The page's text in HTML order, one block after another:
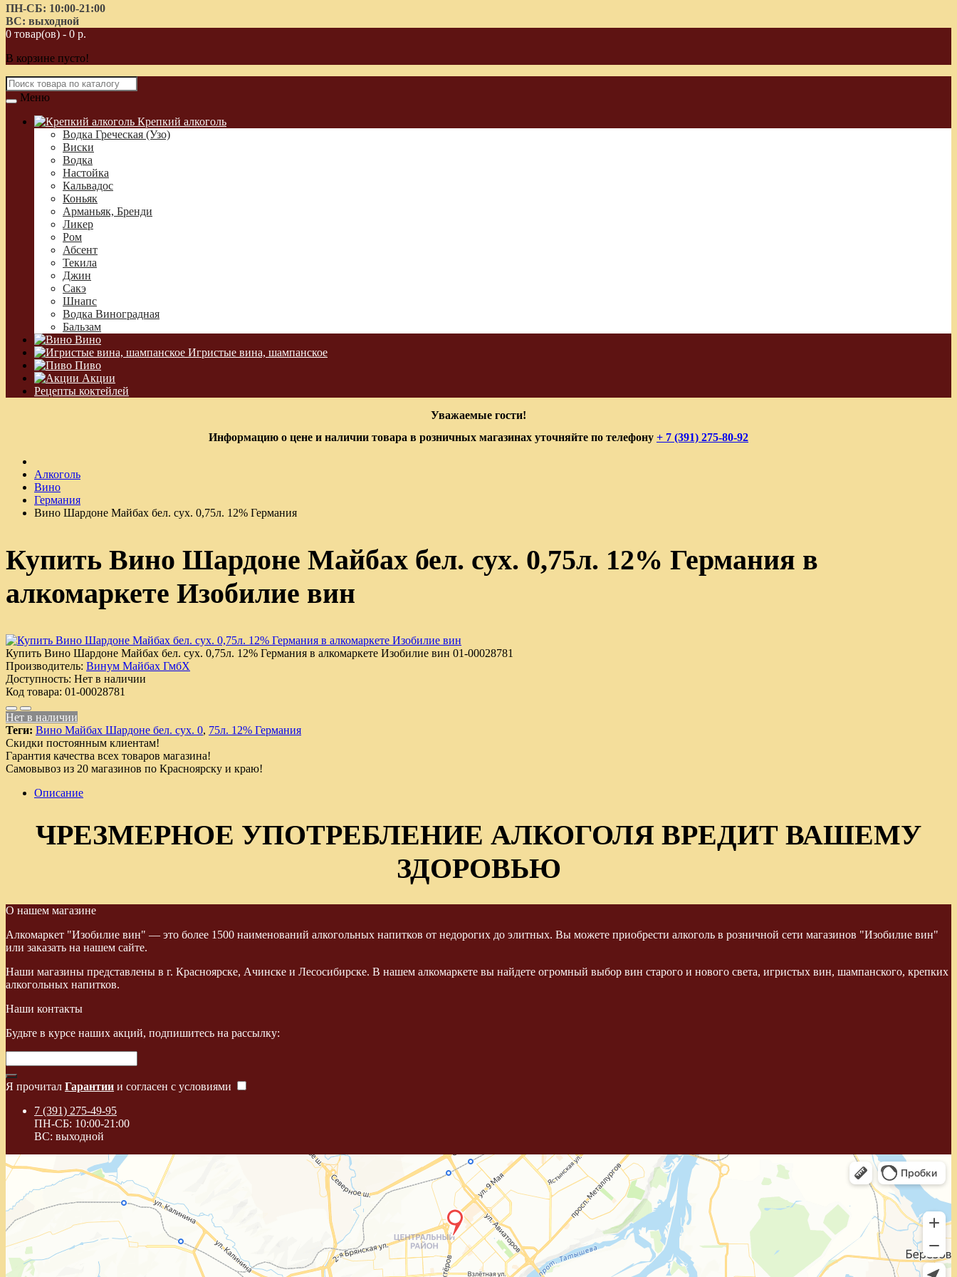
ПН-СБ: 10:00-21:00
ВС: выходной
0 товар(ов) - 0 р.
В корзине пусто!
Меню
Крепкий алкоголь
Водка Греческая (Узо)
Виски
Водка
Настойка
Кальвадос
Коньяк
Арманьяк, Бренди
Ликер
Ром
Абсент
Текила
Джин
Сакэ
Шнапс
Водка Виноградная
Бальзам
Вино
Игристые вина, шампанское
Пиво
Акции
Рецепты коктейлей
Уважаемые гости!
Информацию о цене и наличии товара в розничных магазинах уточняйте по телефону + 7 (391) 275-80-92
Алкоголь
Вино
Германия
Вино Шардоне Майбах бел. сух. 0,75л. 12% Германия
Купить Вино Шардоне Майбах бел. сух. 0,75л. 12% Германия в
алкомаркете Изобилие вин
Купить Вино Шардоне Майбах бел. сух. 0,75л. 12% Германия в алкомаркете Изобилие вин 01-00028781
Производитель: Винум Майбах ГмбХ
Доступность: Нет в наличии
Код товара: 01-00028781
Нет в наличии
Теги: Вино Майбах Шардоне бел. сух. 0, 75л. 12% Германия
Скидки постоянным клиентам!
Гарантия качества всех товаров магазина!
Самовывоз из 20 магазинов по Красноярску и краю!
Описание
ЧРЕЗМЕРНОЕ УПОТРЕБЛЕНИЕ АЛКОГОЛЯ ВРЕДИТ ВАШЕМУ
ЗДОРОВЬЮ
О нашем магазине
Алкомаркет "Изобилие вин" — это более 1500 наименований алкогольных напитков от недорогих до элитных. Вы можете приобрести алкоголь в розничной сети магазинов "Изобилие вин"
или заказать на нашем сайте.
Наши магазины представлены в г. Красноярске, Ачинске и Лесосибирске. В нашем алкомаркете вы найдете огромный выбор вин старого и нового света, игристых вин, шампанского, крепких
алкогольных напитков.
Наши контакты
Будьте в курсе наших акций, подпишитесь на рассылку:
Я прочитал Гарантии и согласен с условиями
7 (391) 275-49-95
ПН-СБ: 10:00-21:00
ВС: выходной